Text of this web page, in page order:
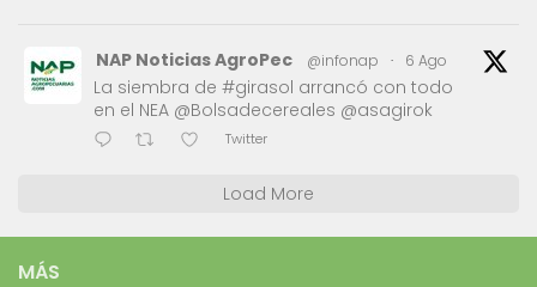
NAP Noticias AgroPec @infonap · 6 Ago
La siembra de #girasol arrancó con todo
en el NEA @Bolsadecereales @asagirok
Twitter
Load More
MÁS